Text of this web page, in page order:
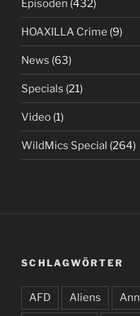
Episoden (432)
HOAXILLA Crime (9)
News (63)
Specials (21)
Video (1)
WildMics Special (264)
SCHLAGWÖRTER
AFD Aliens